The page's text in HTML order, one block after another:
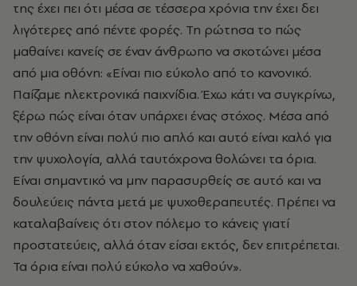
της έχει πει ότι μέσα σε τέσσερα χρόνια την έχει δει
λιγότερες από πέντε φορές. Τη ρώτησα το πώς
μαθαίνει κανείς σε έναν άνθρωπο να σκοτώνει μέσα
από μια οθόνη: «Είναι πιο εύκολο από το κανονικό.
Παίζαμε ηλεκτρονικά παιχνίδια. Έχω κάτι να συγκρίνω,
ξέρω πώς είναι όταν υπάρχει ένας στόχος. Μέσα από
την οθόνη είναι πολύ πιο απλό και αυτό είναι καλό για
την ψυχολογία, αλλά ταυτόχρονα θολώνει τα όρια.
Είναι σημαντικό να μην παρασυρθείς σε αυτό και να
δουλεύεις πάντα μετά με ψυχοθεραπευτές. Πρέπει να
καταλαβαίνεις ότι στον πόλεμο το κάνεις γιατί
προστατεύεις, αλλά όταν είσαι εκτός, δεν επιτρέπεται.
Τα όρια είναι πολύ εύκολο να χαθούν».